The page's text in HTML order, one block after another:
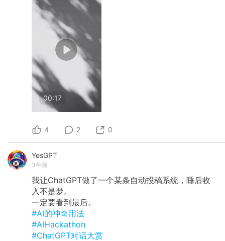
00:17
4 2 0
YesGPT
3年前
我让ChatGPT做了一个某条自动投稿系统，睡后收
入不是梦。
一定要看到最后。
#AI的神奇用法
#AIHackathon
#ChatGPT对话大赏